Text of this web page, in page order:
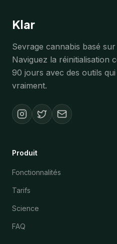
Klar
Sevrage cannabis basé
Naviguez la réinitialisation
90 jours avec des outils
vraiment.
Produit
Fonctionnalités
Tarifs
Science
FAQ